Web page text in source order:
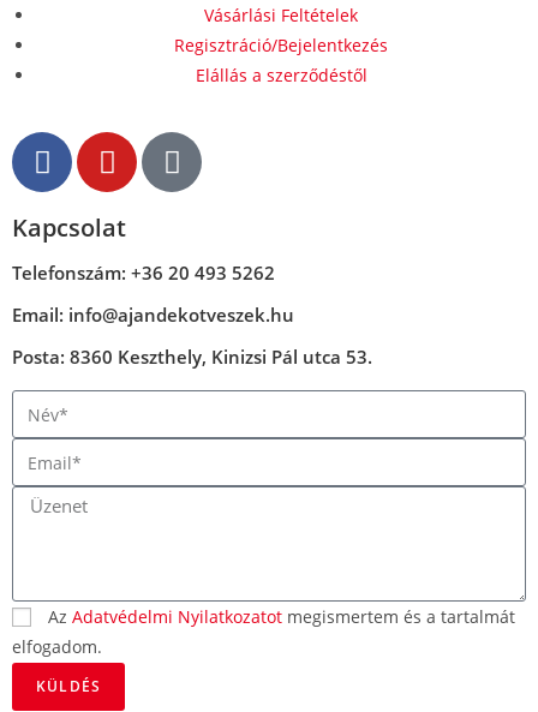
Vásárlási Feltételek
Regisztráció/Bejelentkezés
Elállás a szerződéstől
Kapcsolat
Telefonszám: +36 20 493 5262
Email: info@ajandekotveszek.hu
Posta: 8360 Keszthely, Kinizsi Pál utca 53.
Az Adatvédelmi Nyilatkozatot megismertem és a tartalmát
elfogadom.
KÜLDÉS